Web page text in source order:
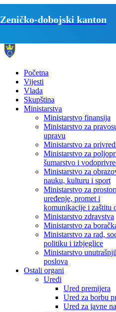
Zeničko-dobojski kanton
Početna
Vijesti
Vlada
Skupština
Ministarstva
Ministarstvo finansija
Ministarstvo za
upravu
Ministarstvo za
Ministarstvo za
šumarstvo i
Ministarstvo za
nauku, kulturu i sport
Ministarstvo za
uređenje, promet i
komunikacije i zaštitu
Ministarstvo zdravstva
Ministarstvo za
Ministarstvo za rad,
politiku i izbjeglice
Ministarstvo
poslova
Ostali organi
Uredi
Ured premijera
Ured za borbu
Ured za javne